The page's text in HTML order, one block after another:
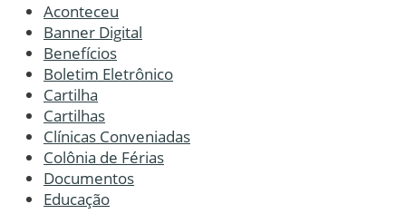
Aconteceu
Banner Digital
Benefícios
Boletim Eletrônico
Cartilha
Cartilhas
Clínicas Conveniadas
Colônia de Férias
Documentos
Educação